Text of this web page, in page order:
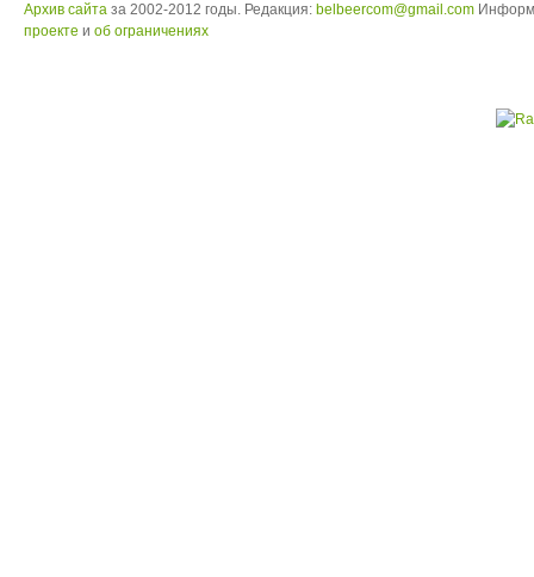
Архив сайта за 2002-2012 годы. Редакция: belbeercom@gmail.com
проекте и об ограничениях